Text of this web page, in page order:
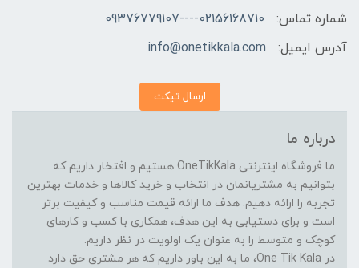
شماره تماس:
02156168710----09376779107
آدرس ایمیل:
info@onetikkala.com
ارسال تیکت
درباره ما
ما فروشگاه اینترنتی OneTikKala هستیم و افتخار داریم که
بتوانیم به مشتریانمان در انتخاب و خرید کالاها و خدمات بهترین
تجربه را ارائه دهیم. هدف ما ارائه قیمت مناسب و کیفیت برتر
است و برای دستیابی به این هدف، همکاری با کسب و کارهای
کوچک و متوسط را به عنوان یک اولویت در نظر داریم.
در One Tik Kala، ما به این باور داریم که هر مشتری حق دارد